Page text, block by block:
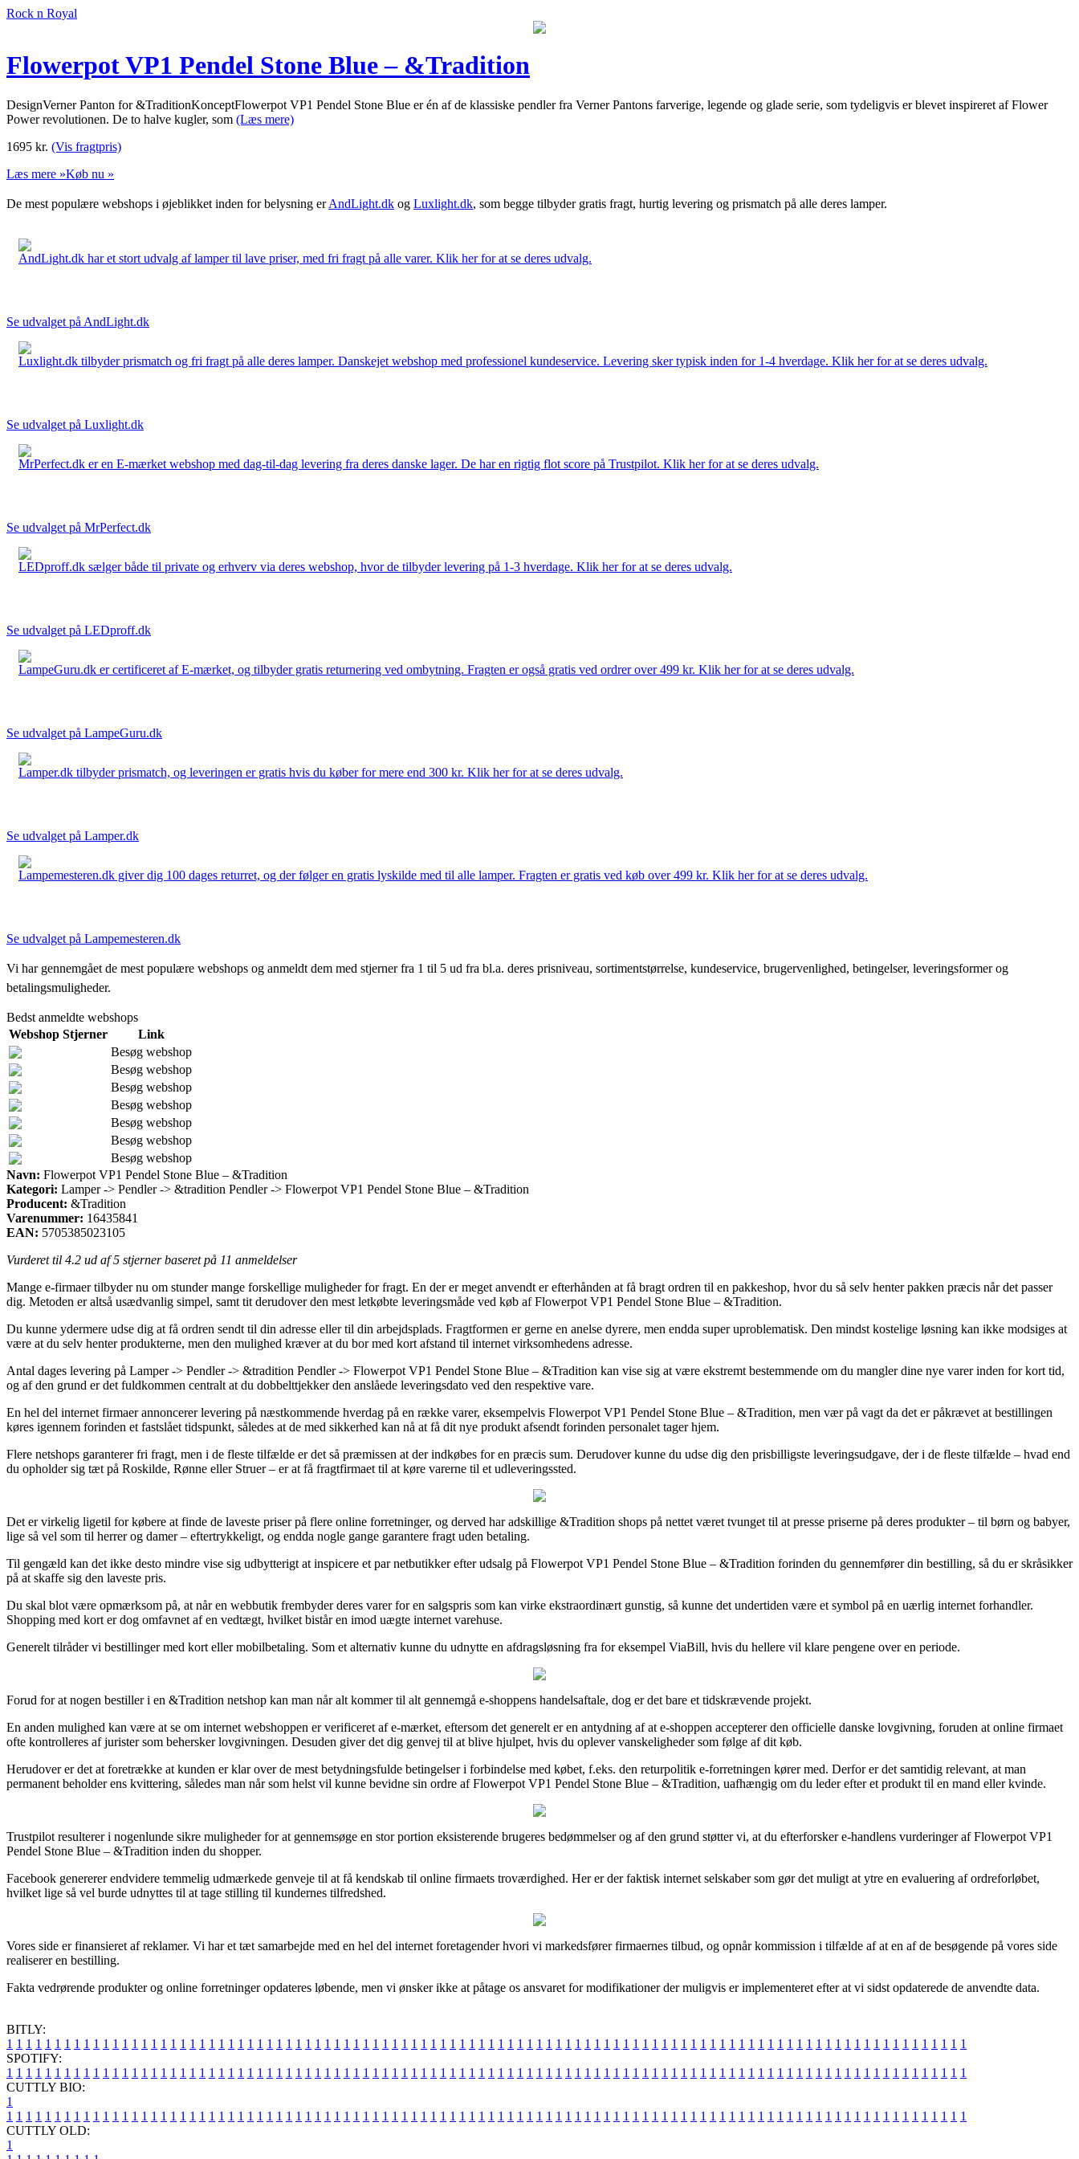
Rock n Royal
Flowerpot VP1 Pendel Stone Blue – &Tradition
DesignVerner Panton for &TraditionKonceptFlowerpot VP1 Pendel Stone Blue er én af de klassiske pendler fra Verner Pantons farverige, legende og glade serie, som tydeligvis er blevet inspireret af Flower
Power revolutionen. De to halve kugler, som (Læs mere)
1695 kr. (Vis fragtpris)
Læs mere »Køb nu »
De mest populære webshops i øjeblikket inden for belysning erAndLight.dk og Luxlight.dk, som begge tilbyder gratis fragt, hurtig levering og prismatch på alle deres lamper.
AndLight.dk har et stort udvalg af lamper til lave priser, med fri fragt på alle varer. Klik her for at se deres udvalg.
Se udvalget på AndLight.dk
Luxlight.dk tilbyder prismatch og fri fragt på alle deres lamper. Danskejet webshop med professionel kundeservice. Levering sker typisk inden for 1-4 hverdage. Klik her for at se deres udvalg.
Se udvalget på Luxlight.dk
MrPerfect.dk er en E-mærket webshop med dag-til-dag levering fra deres danske lager. De har en rigtig flot score på Trustpilot. Klik her for at se deres udvalg.
Se udvalget på MrPerfect.dk
LEDproff.dk sælger både til private og erhverv via deres webshop, hvor de tilbyder levering på 1-3 hverdage. Klik her for at se deres udvalg.
Se udvalget på LEDproff.dk
LampeGuru.dk er certificeret af E-mærket, og tilbyder gratis returnering ved ombytning. Fragten er også gratis ved ordrer over 499 kr. Klik her for at se deres udvalg.
Se udvalget på LampeGuru.dk
Lamper.dk tilbyder prismatch, og leveringen er gratis hvis du køber for mere end 300 kr. Klik her for at se deres udvalg.
Se udvalget på Lamper.dk
Lampemesteren.dk giver dig 100 dages returret, og der følger en gratis lyskilde med til alle lamper. Fragten er gratis ved køb over 499 kr. Klik her for at se deres udvalg.
Se udvalget på Lampemesteren.dk
Vi har gennemgået de mest populære webshops og anmeldt dem med stjerner fra 1 til 5 ud fra bl.a. deres prisniveau, sortimentstørrelse, kundeservice, brugervenlighed, betingelser, leveringsformer og
betalingsmuligheder.
Bedst anmeldte webshops
Webshop Stjerner
Link
Besøg webshop
Besøg webshop
Besøg webshop
Besøg webshop
Besøg webshop
Besøg webshop
Besøg webshop
Navn: Flowerpot VP1 Pendel Stone Blue – &Tradition
Kategori: Lamper -> Pendler -> &tradition Pendler -> Flowerpot VP1 Pendel Stone Blue – &Tradition
Producent: &Tradition
Varenummer: 16435841
EAN: 5705385023105
Vurderet til 4.2 ud af 5 stjerner baseret på 11 anmeldelser
Mange e-firmaer tilbyder nu om stunder mange forskellige muligheder for fragt. En der er meget anvendt er efterhånden at få bragt ordren til en pakkeshop, hvor du så selv henter pakken præcis når det passer
dig. Metoden er altså usædvanlig simpel, samt tit derudover den mest letkøbte leveringsmåde ved køb af Flowerpot VP1 Pendel Stone Blue – &Tradition.
Du kunne ydermere udse dig at få ordren sendt til din adresse eller til din arbejdsplads. Fragtformen er gerne en anelse dyrere, men endda super uproblematisk. Den mindst kostelige løsning kan ikke modsiges at
være at du selv henter produkterne, men den mulighed kræver at du bor med kort afstand til internet virksomhedens adresse.
Antal dages levering på Lamper -> Pendler -> &tradition Pendler -> Flowerpot VP1 Pendel Stone Blue – &Tradition kan vise sig at være ekstremt bestemmende om du mangler dine nye varer inden for kort tid,
og af den grund er det fuldkommen centralt at du dobbelttjekker den anslåede leveringsdato ved den respektive vare.
En hel del internet firmaer annoncerer levering på næstkommende hverdag på en række varer, eksempelvis Flowerpot VP1 Pendel Stone Blue – &Tradition, men vær på vagt da det er påkrævet at bestillingen
køres igennem forinden et fastslået tidspunkt, således at de med sikkerhed kan nå at få dit nye produkt afsendt forinden personalet tager hjem.
Flere netshops garanterer fri fragt, men i de fleste tilfælde er det så præmissen at der indkøbes for en præcis sum. Derudover kunne du udse dig den prisbilligste leveringsudgave, der i de fleste tilfælde – hvad end
du opholder sig tæt på Roskilde, Rønne eller Struer – er at få fragtfirmaet til at køre varerne til et udleveringssted.
Det er virkelig ligetil for købere at finde de laveste priser på flere online forretninger, og derved har adskillige &Tradition shops på nettet været tvunget til at presse priserne på deres produkter – til børn og babyer,
lige så vel som til herrer og damer – eftertrykkeligt, og endda nogle gange garantere fragt uden betaling.
Til gengæld kan det ikke desto mindre vise sig udbytterigt at inspicere et par netbutikker efter udsalg på Flowerpot VP1 Pendel Stone Blue – &Tradition forinden du gennemfører din bestilling, så du er skråsikker
på at skaffe sig den laveste pris.
Du skal blot være opmærksom på, at når en webbutik frembyder deres varer for en salgspris som kan virke ekstraordinært gunstig, så kunne det undertiden være et symbol på en uærlig internet forhandler.
Shopping med kort er dog omfavnet af en vedtægt, hvilket bistår en imod uægte internet varehuse.
Generelt tilråder vi bestillinger med kort eller mobilbetaling. Som et alternativ kunne du udnytte en afdragsløsning fra for eksempel ViaBill, hvis du hellere vil klare pengene over en periode.
Forud for at nogen bestiller i en &Tradition netshop kan man når alt kommer til alt gennemgå e-shoppens handelsaftale, dog er det bare et tidskrævende projekt.
En anden mulighed kan være at se om internet webshoppen er verificeret af e-mærket, eftersom det generelt er en antydning af at e-shoppen accepterer den officielle danske lovgivning, foruden at online firmaet
ofte kontrolleres af jurister som behersker lovgivningen. Desuden giver det dig genvej til at blive hjulpet, hvis du oplever vanskeligheder som følge af dit køb.
Herudover er det at foretrække at kunden er klar over de mest betydningsfulde betingelser i forbindelse med købet, f.eks. den returpolitik e-forretningen kører med. Derfor er det samtidig relevant, at man
permanent beholder ens kvittering, således man når som helst vil kunne bevidne sin ordre af Flowerpot VP1 Pendel Stone Blue – &Tradition, uafhængig om du leder efter et produkt til en mand eller kvinde.
Trustpilot resulterer i nogenlunde sikre muligheder for at gennemsøge en stor portion eksisterende brugeres bedømmelser og af den grund støtter vi, at du efterforsker e-handlens vurderinger af Flowerpot VP1
Pendel Stone Blue – &Tradition inden du shopper.
Facebook genererer endvidere temmelig udmærkede genveje til at få kendskab til online firmaets troværdighed. Her er der faktisk internet selskaber som gør det muligt at ytre en evaluering af ordreforløbet,
hvilket lige så vel burde udnyttes til at tage stilling til kundernes tilfredshed.
Vores side er finansieret af reklamer. Vi har et tæt samarbejde med en hel del internet foretagender hvori vi markedsfører firmaernes tilbud, og opnår kommission i tilfælde af at en af de besøgende på vores side
realiserer en bestilling.
Fakta vedrørende produkter og online forretninger opdateres løbende, men vi ønsker ikke at påtage os ansvaret for modifikationer der muligvis er implementeret efter at vi sidst opdaterede de anvendte data.
BITLY:
1 1 1 1 1 1 1 1 1 1 1 1 1 1 1 1 1 1 1 1 1 1 1 1 1 1 1 1 1 1 1 1 1 1 1 1 1 1 1 1 1 1 1 1 1 1 1 1 1 1 1 1 1 1 1 1 1 1 1 1 1 1 1 1 1 1 1 1 1 1 1 1 1 1 1 1 1 1 1 1 1 1 1 1 1 1 1 1 1 1 1 1 1 1 1 1 1 1 1 1
SPOTIFY:
1 1 1 1 1 1 1 1 1 1 1 1 1 1 1 1 1 1 1 1 1 1 1 1 1 1 1 1 1 1 1 1 1 1 1 1 1 1 1 1 1 1 1 1 1 1 1 1 1 1 1 1 1 1 1 1 1 1 1 1 1 1 1 1 1 1 1 1 1 1 1 1 1 1 1 1 1 1 1 1 1 1 1 1 1 1 1 1 1 1 1 1 1 1 1 1 1 1 1 1
CUTTLY BIO:
1
1 1 1 1 1 1 1 1 1 1 1 1 1 1 1 1 1 1 1 1 1 1 1 1 1 1 1 1 1 1 1 1 1 1 1 1 1 1 1 1 1 1 1 1 1 1 1 1 1 1 1 1 1 1 1 1 1 1 1 1 1 1 1 1 1 1 1 1 1 1 1 1 1 1 1 1 1 1 1 1 1 1 1 1 1 1 1 1 1 1 1 1 1 1 1 1 1 1 1 1
CUTTLY OLD:
1